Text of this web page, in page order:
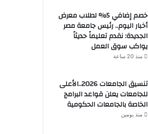
خصم إضافي 5% لطلاب معرض
أخبار اليوم.. رئيس جامعة مصر
الجديدة: نقدم تعليماً حديثاً
يواكب سوق العمل
منذ 20 ساعة
تنسيق الجامعات 2026..الأعلى
للجامعات يعلن قواعد البرامج
الخاصة بالجامعات الحكومية
منذ يومين